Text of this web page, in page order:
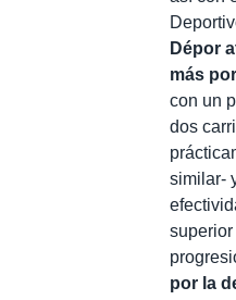
Dépor
más
con un
dos
similar-
por la